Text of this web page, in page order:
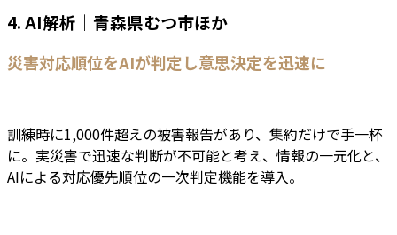
4. AI解析｜青森県むつ市ほか
災害対応順位をAIが判定し意思決定を迅速に
訓練時に1,000件超えの被害報告があり、集約だけで手一杯
に。実災害で迅速な判断が不可能と考え、情報の一元化と、
AIによる対応優先順位の一次判定機能を導入。